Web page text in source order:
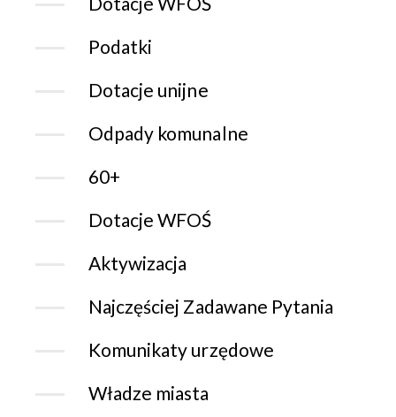
Podatki
Dotacje unijne
Odpady komunalne
60+
Dotacje WFOŚ
Aktywizacja
Najczęściej Zadawane Pytania
Komunikaty urzędowe
Władze miasta